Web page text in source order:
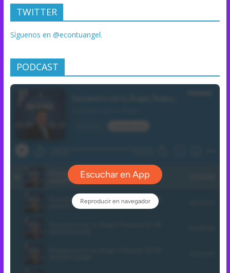
TWITTER
Síguenos en @econtuangel.
PODCAST